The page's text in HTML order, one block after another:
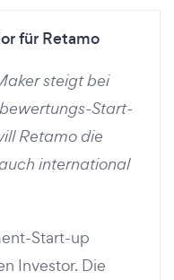
für Retamo
steigt bei
Start-
Retamo die
international
Start-up
Investor. Die